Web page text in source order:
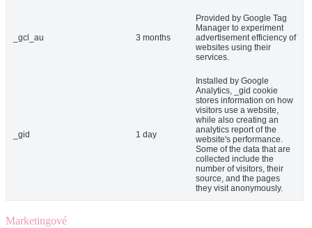
_gcl_au 3 months
Provided by Google Tag
Manager to experiment
advertisement efficiency of
websites using their
services.
_gid 1 day
Installed by Google
Analytics, _gid cookie
stores information on how
visitors use a website,
while also creating an
analytics report of the
website's performance.
Some of the data that are
collected include the
number of visitors, their
source, and the pages
they visit anonymously.
Marketingové